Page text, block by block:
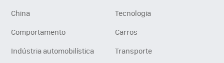
China
Tecnologia
Comportamento
Carros
Indústria automobilística
Transporte